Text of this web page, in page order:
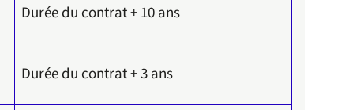
Durée du contrat + 10 ans
Durée du contrat + 3 ans